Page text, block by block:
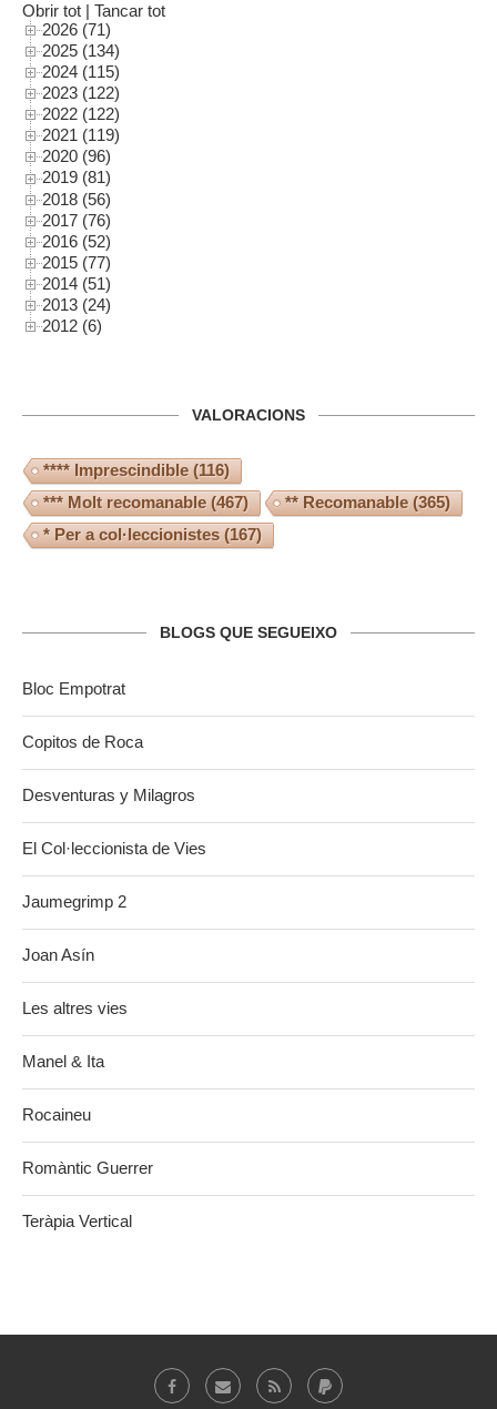
Obrir tot | Tancar tot
2026 (71)
2025 (134)
2024 (115)
2023 (122)
2022 (122)
2021 (119)
2020 (96)
2019 (81)
2018 (56)
2017 (76)
2016 (52)
2015 (77)
2014 (51)
2013 (24)
2012 (6)
VALORACIONS
**** Imprescindible(116)
*** Molt recomanable(467) ** Recomanable(365)
* Per a col·leccionistes (167)
BLOGS QUE SEGUEIXO
Bloc Empotrat
Copitos de Roca
Desventuras y Milagros
El Col·leccionista de Vies
Jaumegrimp 2
Joan Asín
Les altres vies
Manel & Ita
Rocaineu
Romàntic Guerrer
Teràpia Vertical